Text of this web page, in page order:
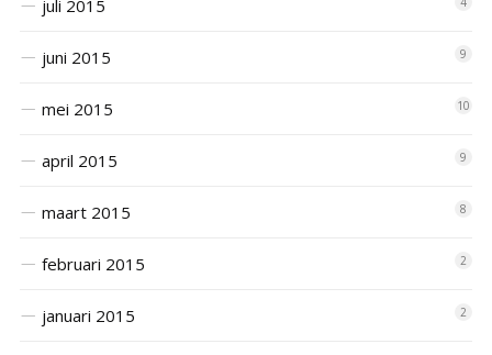
juli 2015
juni 2015 9
mei 2015 10
april 2015 9
maart 2015 8
februari 2015 2
januari 2015 2